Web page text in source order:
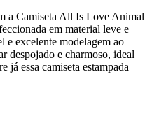
a Camiseta All Is Love Animal
em material leve e
e excelente modelagem ao
despojado e charmoso, ideal
já essa camiseta estampada